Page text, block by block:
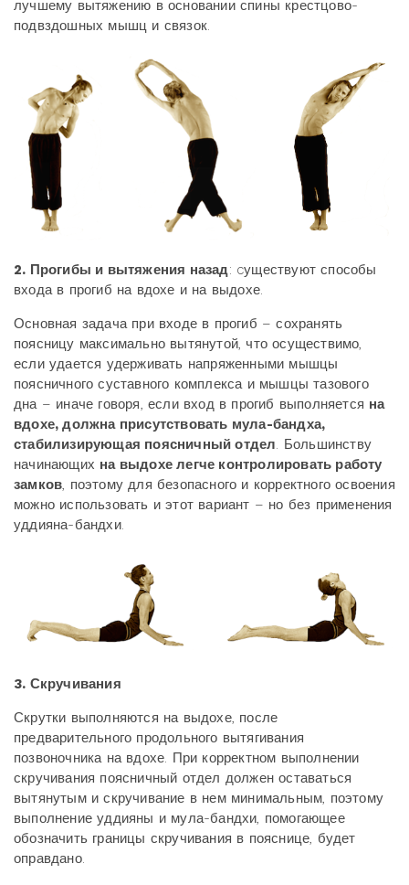
лучшему вытяжению в основании спины крестцово-
подвздошных мышц и связок.
2. Прогибы и вытяжения назад: cуществуют способы
входа в прогиб на вдохе и на выдохе.
Основная задача при входе в прогиб – сохранять
поясницу максимально вытянутой, что осуществимо,
если удается удерживать напряженными мышцы
поясничного суставного комплекса и мышцы тазового
дна – иначе говоря, если вход в прогиб выполняется на
вдохе, должна присутствовать мула-бандха,
стабилизирующая поясничный отдел. Большинству
начинающих на выдохе легче контролировать работу
замков, поэтому для безопасного и корректного освоения
можно использовать и этот вариант – но без применения
уддияна-бандхи.
3. Скручивания
Скрутки выполняются на выдохе, после
предварительного продольного вытягивания
позвоночника на вдохе. При корректном выполнении
скручивания поясничный отдел должен оставаться
вытянутым и скручивание в нем минимальным, поэтому
выполнение уддияны и мула-бандхи, помогающее
обозначить границы скручивания в пояснице, будет
оправдано.